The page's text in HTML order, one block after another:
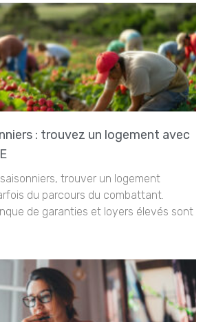
: trouvez un logement avec
trouver un logement
du parcours du combattant.
de garanties et loyers élevés sont